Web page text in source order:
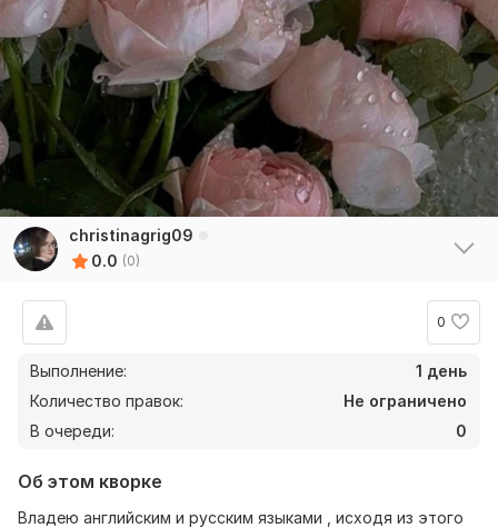
christinagrig09
0.0 (0)
0
Выполнение:
1 день
Количество правок:
Не ограничено
В очереди:
0
Об этом кворке
Владею английским и русским языками , исходя из этого